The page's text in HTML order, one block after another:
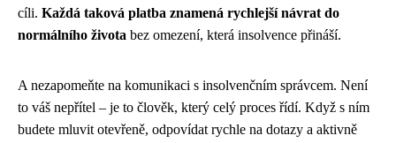
cíli. Každá taková platba znamená rychlejší návrat do
normálního života bez omezení, která insolvence přináší.
A nezapomeňte na komunikaci s insolvenčním správcem. Není
to váš nepřítel – je to člověk, který celý proces řídí. Když s ním
budete mluvit otevřeně, odpovídat rychle na dotazy a aktivně